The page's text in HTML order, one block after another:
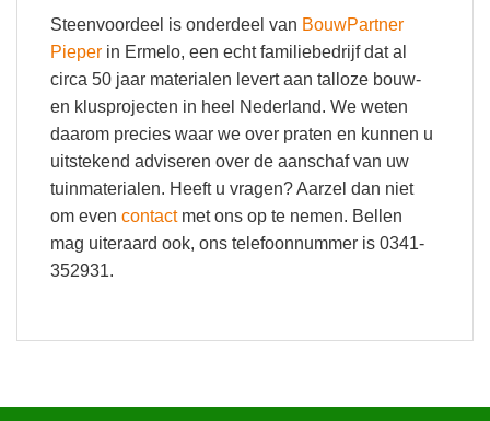
Steenvoordeel is onderdeel van BouwPartner
Pieper in Ermelo, een echt familiebedrijf dat al
circa 50 jaar materialen levert aan talloze bouw-
en klusprojecten in heel Nederland. We weten
daarom precies waar we over praten en kunnen u
uitstekend adviseren over de aanschaf van uw
tuinmaterialen. Heeft u vragen? Aarzel dan niet
om even contact met ons op te nemen. Bellen
mag uiteraard ook, ons telefoonnummer is 0341-
352931.